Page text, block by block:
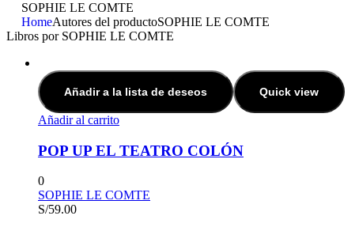
SOPHIE LE COMTE
HomeAutores del productoSOPHIE LE COMTE
Libros por SOPHIE LE COMTE
Añadir a la lista de deseos Quick view
Añadir al carrito
POP UP EL TEATRO COLÓN
0
SOPHIE LE COMTE
S/59.00